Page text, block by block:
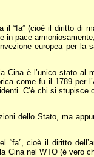
“fa” (cioè il diritto di
in pace
europea per la
Cina è l’unico stato al
come fu il 1789 per
C’è chi si stupisce
dello Stato, ma
cioè il diritto
Cina nel WTO (è vero